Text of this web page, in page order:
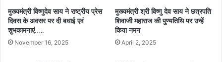
मुख्यमंत्री विष्णुदेव साय ने राष्ट्रीय प्रेस
दिवस के अवसर पर दी बधाई एवं
शुभकामनाएं…..
November 16, 2025
मुख्यमंत्री श्री विष्णु देव साय ने छत्रपति
शिवाजी महाराज की पुण्यतिथि पर उन्हें
किया नमन
April 2, 2025